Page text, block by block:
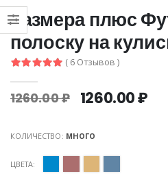
размера плюс
полоску на
( 6 Отзывов )
1260.00 ₽ 1260.00 ₽
КОЛИЧЕСТВО: МНОГО
ЦВЕТА: